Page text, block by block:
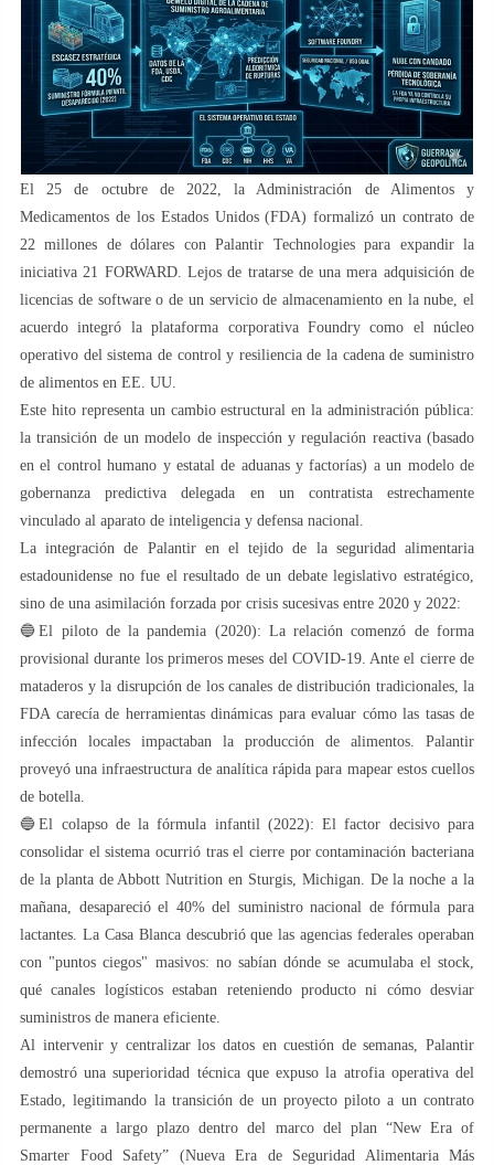
El 25 de octubre de 2022, la Administración de Alimentos y
Medicamentos de los Estados Unidos (FDA) formalizó un contrato de
22 millones de dólares con Palantir Technologies para expandir la
iniciativa 21 FORWARD. Lejos de tratarse de una mera adquisición de
licencias de software o de un servicio de almacenamiento en la nube, el
acuerdo integró la plataforma corporativa Foundry como el núcleo
operativo del sistema de control y resiliencia de la cadena de suministro
de alimentos en EE. UU.
​Este hito representa un cambio estructural en la administración pública:
la transición de un modelo de inspección y regulación reactiva (basado
en el control humano y estatal de aduanas y factorías) a un modelo de
gobernanza predictiva delegada en un contratista estrechamente
vinculado al aparato de inteligencia y defensa nacional.
​La integración de Palantir en el tejido de la seguridad alimentaria
estadounidense no fue el resultado de un debate legislativo estratégico,
sino de una asimilación forzada por crisis sucesivas entre 2020 y 2022:
🔵​El piloto de la pandemia (2020): La relación comenzó de forma
provisional durante los primeros meses del COVID-19. Ante el cierre de
mataderos y la disrupción de los canales de distribución tradicionales, la
FDA carecía de herramientas dinámicas para evaluar cómo las tasas de
infección locales impactaban la producción de alimentos. Palantir
proveyó una infraestructura de analítica rápida para mapear estos cuellos
de botella.
🔵​El colapso de la fórmula infantil (2022): El factor decisivo para
consolidar el sistema ocurrió tras el cierre por contaminación bacteriana
de la planta de Abbott Nutrition en Sturgis, Michigan. De la noche a la
mañana, desapareció el 40% del suministro nacional de fórmula para
lactantes. La Casa Blanca descubrió que las agencias federales operaban
con "puntos ciegos" masivos: no sabían dónde se acumulaba el stock,
qué canales logísticos estaban reteniendo producto ni cómo desviar
suministros de manera eficiente.
​Al intervenir y centralizar los datos en cuestión de semanas, Palantir
demostró una superioridad técnica que expuso la atrofia operativa del
Estado, legitimando la transición de un proyecto piloto a un contrato
permanente a largo plazo dentro del marco del plan “New Era of
Smarter Food Safety” (Nueva Era de Seguridad Alimentaria Más